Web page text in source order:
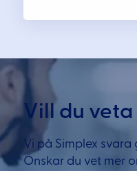
Vill du veta
Vi på Simplex
Önskar du vet mer